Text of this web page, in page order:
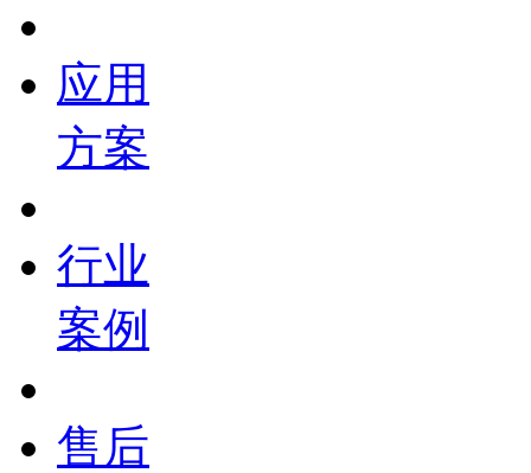
应用
方案
行业
案例
售后